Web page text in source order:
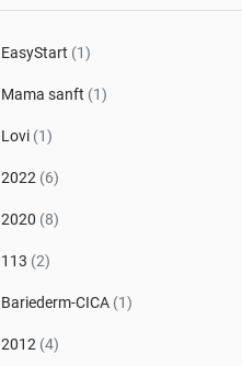
EasyStart (1)
Mama sanft (1)
Lovi (1)
2022 (6)
2020 (8)
113 (2)
Bariederm-CICA (1)
2012 (4)